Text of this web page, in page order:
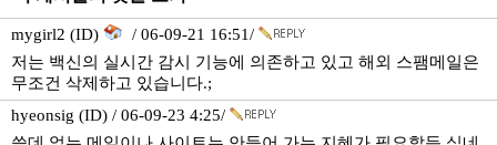
mygirl2 (ID)
/ 06-09-21 16:51/
저는 백신의 실시간 감시 기능에 의존하고 있고 해외 스팸메일은
무조건 삭제하고 있습니다.;
hyeonsig (ID) / 06-09-23 4:25/